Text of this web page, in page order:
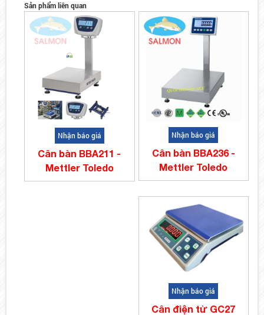
Sản phẩm liên quan
Nhận báo giá
Cân bàn BBA211 -
Mettler Toledo
Nhận báo giá
Cân bàn BBA236 -
Mettler Toledo
Nhận báo giá
Cân điện tử GC27